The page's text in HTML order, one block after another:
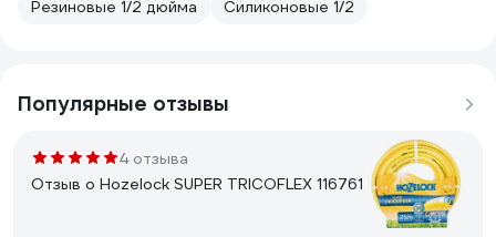
Резиновые 1/2 дюйма
Силиконовые 1/2
Популярные отзывы
4 отзыва
Отзыв о Hozelock SUPER TRICOFLEX 116761